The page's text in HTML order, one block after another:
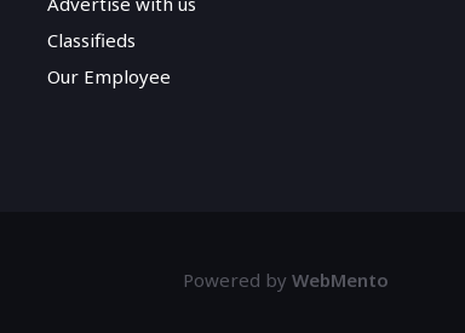
Classifieds
Our Employee
Powered by WebMento